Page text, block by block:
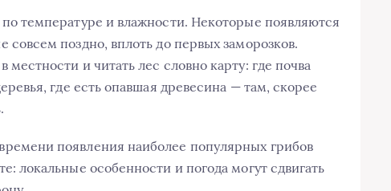
температуре и влажности. Некоторые появляются
поздно, вплоть до первых заморозков.
местности и читать лес словно карту: где почва
где есть опавшая древесина — там, скорее
появления наиболее популярных грибов
локальные особенности и погода могут сдвигать